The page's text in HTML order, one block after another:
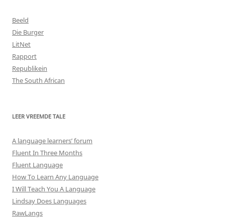
Beeld
Die Burger
LitNet
Rapport
Republikein
The South African
LEER VREEMDE TALE
A language learners’ forum
Fluent In Three Months
Fluent Language
How To Learn Any Language
I Will Teach You A Language
Lindsay Does Languages
RawLangs